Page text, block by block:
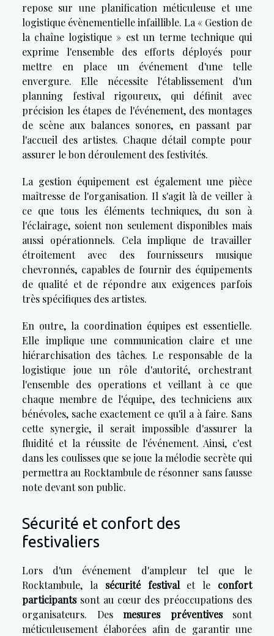
repose sur une planification méticuleuse et une
logistique évènementielle infaillible. La « Gestion de
la chaîne logistique » est un terme technique qui
exprime l'ensemble des efforts déployés pour
mettre en place un événement d'une telle
envergure. Elle nécessite l'établissement d'un
planning festival rigoureux, qui définit avec
précision les étapes de l'événement, des montages
de scène aux balances sonores, en passant par
l'accueil des artistes. Chaque détail compte pour
assurer le bon déroulement des festivités.
La gestion équipement est également une pièce
maîtresse de l'organisation. Il s'agit là de veiller à
ce que tous les éléments techniques, du son à
l'éclairage, soient non seulement disponibles mais
aussi opérationnels. Cela implique de travailler
étroitement avec des fournisseurs musique
chevronnés, capables de fournir des équipements
de qualité et de répondre aux exigences parfois
très spécifiques des artistes.
En outre, la coordination équipes est essentielle.
Elle implique une communication claire et une
hiérarchisation des tâches. Le responsable de la
logistique joue un rôle d'autorité, orchestrant
l'ensemble des operations et veillant à ce que
chaque membre de l'équipe, des techniciens aux
bénévoles, sache exactement ce qu'il a à faire. Sans
cette synergie, il serait impossible d'assurer la
fluidité et la réussite de l'événement. Ainsi, c'est
dans les coulisses que se joue la mélodie secrète qui
permettra au Rocktambule de résonner sans fausse
note devant son public.
Sécurité et confort des
festivaliers
Lors d'un événement d'ampleur tel que le
Rocktambule, la sécurité festivalet le confort
participantssont au cœur des préoccupations des
organisateurs. Des mesures préventivessont
méticuleusement élaborées afin de garantir une